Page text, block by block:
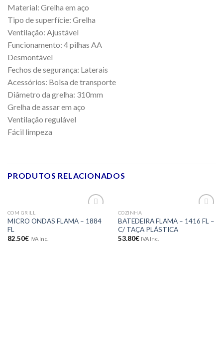
Material: Grelha em aço
Tipo de superfície: Grelha
Ventilação: Ajustável
Funcionamento: 4 pilhas AA
Desmontável
Fechos de segurança: Laterais
Acessórios: Bolsa de transporte
Diâmetro da grelha: 310mm
Grelha de assar em aço
Ventilação regulável
Fácil limpeza
PRODUTOS RELACIONADOS
aos meus
COM GRILL
MICRO ONDAS FLAMA – 1884
FL
82.50€ IVA Inc.
aos meus
COZINHA
BATEDEIRA FLAMA – 1416 FL –
C/ TAÇA PLÁSTICA
53.80€ IVA Inc.